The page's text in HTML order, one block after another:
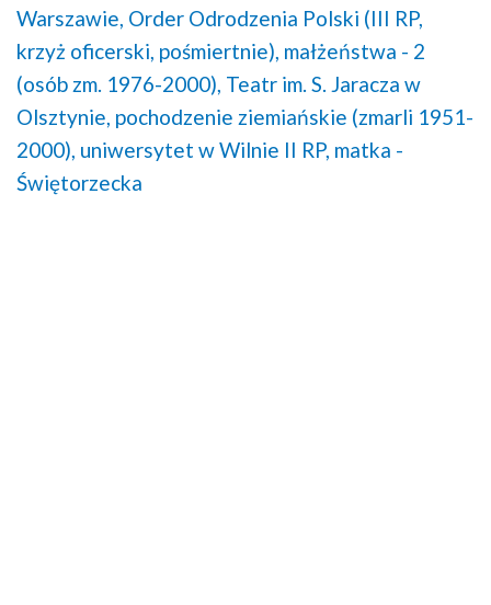
Warszawie, Order Odrodzenia Polski (III RP,
krzyż oficerski, pośmiertnie), małżeństwa - 2
(osób zm. 1976-2000), Teatr im. S. Jaracza w
Olsztynie, pochodzenie ziemiańskie (zmarli 1951-
2000), uniwersytet w Wilnie II RP, matka -
Świętorzecka